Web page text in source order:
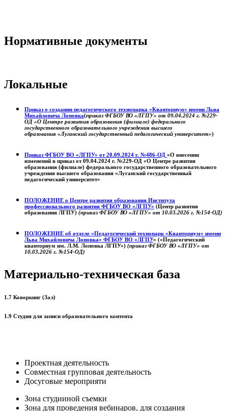
Нормативные документы
Локальные
Приказ о создании педагогического технопарка «Кванториум» имени Льва
Михайловича Лоповка(приказ ФГБОУ ВО «ЛГПУ» от 09.04.2024 г. №229-
ОД «О Центре развития образования (филиале) федерального
государственного образовательного учреждения высшего
образования «Луганский государственный педагогический университет»)
Приказ ФГБОУ ВО «ЛГПУ» от 20.09.2024 г. №486-ОД «О внесении
изменений в приказ от 09.04.2024 г. №229-ОД «О Центре развития
образования (филиале) федерального государственного образовательного
учреждения высшего образования «Луганский государственный
педагогический университет»
ПОЛОЖЕНИЕ о Центре развития образования Института
профессионального развития ФГБОУ ВО «ЛГПУ» (Центр развития
образования ЛГПУ) (приказ ФГБОУ ВО «ЛГПУ» от 10.03.2026 г. №154-ОД)
ПОЛОЖЕНИЕ об отделе «Педагогический технопарк «Кванториум» имени
Льва Михайловича Лоповка» ФГБОУ ВО «ЛГПУ» («Педагогический
кванториум им. Л.М. Лоповка ЛГПУ») (приказ ФГБОУ ВО «ЛГПУ» от
10.03.2026 г. №154-ОД)
Материально-техническая база
1.7 Коворкинг (Зал)
1.9 Студия для записи образовательного контента
Проектная деятельность
Совместная групповая деятельность
Досуговые мероприяти
Зона студииной съемки
Зона для проведения вебинаров, для создания